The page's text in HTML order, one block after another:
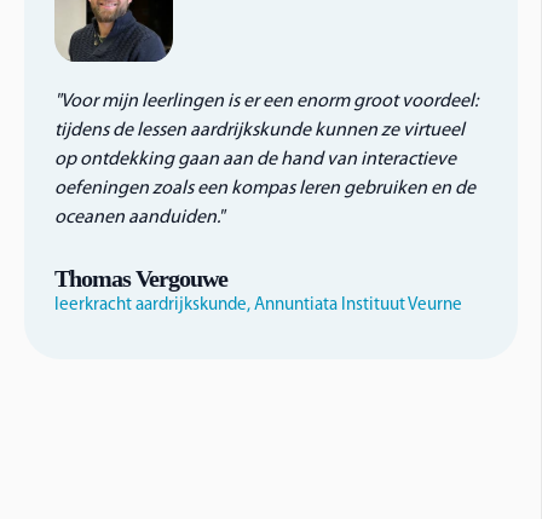
"Voor mijn leerlingen is er een enorm groot voordeel:
tijdens de lessen aardrijkskunde kunnen ze virtueel
op ontdekking gaan aan de hand van interactieve
oefeningen zoals een kompas leren gebruiken en de
oceanen aanduiden."
Thomas Vergouwe
leerkracht aardrijkskunde, Annuntiata Instituut Veurne